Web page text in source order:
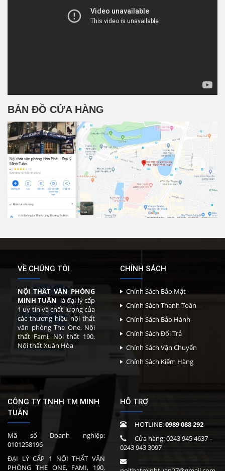
BẢN ĐỒ CỬA HÀNG
VỀ CHÚNG TÔI
NỘI THẤT VĂN PHÒNG
MINH TUÂN là đại lý cấp
1 uy tín và chất lượng của
các thương hiệu nội thất
văn phòng The One, Nội
thất Fami, Nội thất 190,
Nội thất Xuân Hòa
CHÍNH SÁCH
Chính Sách Bảo Mật
Chính Sách Thanh Toán
Chính Sách Bảo Hành
Chính Sách Đổi Trả
Chính Sách Vận Chuyển
Chính Sách Kiểm Hàng
CÔNG TY TNHH TM MINH
TUÂN
Mã số Doanh nghiệp:
0101258196
ĐẠI LÝ CẤP 1 NỘI THẤT VĂN
PHÒNG THE ONE, FAMI, 190,
HỖ TRỢ
HOTLINE:0989 088 292
Cửa hàng:0243 945 4637–
0243 943 3097